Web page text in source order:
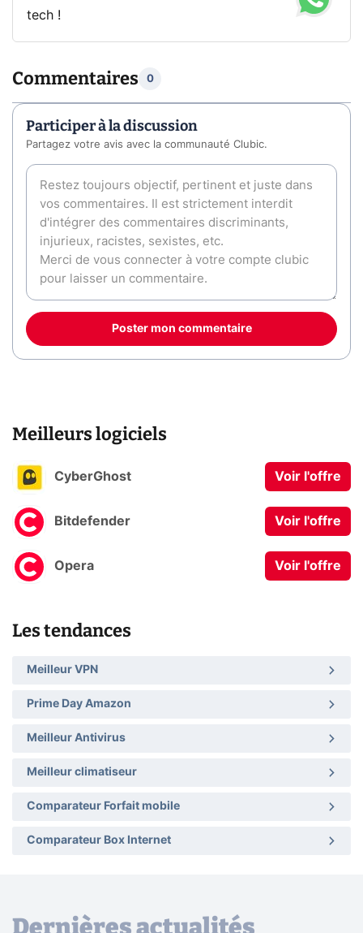
tech !
Commentaires 0
Participer à la discussion
Partagez votre avis avec la communauté Clubic.
Poster mon commentaire
Meilleurs logiciels
CyberGhost Voir l'offre
Bitdefender Voir l'offre
Opera Voir l'offre
Les tendances
Meilleur VPN
Prime Day Amazon
Meilleur Antivirus
Meilleur climatiseur
Comparateur Forfait mobile
Comparateur Box Internet